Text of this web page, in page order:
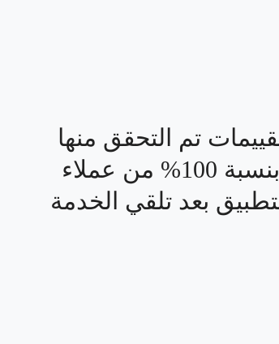
تم التحقق منها
بنسبة 100% من عملاء
بعد تلقي الخدمة